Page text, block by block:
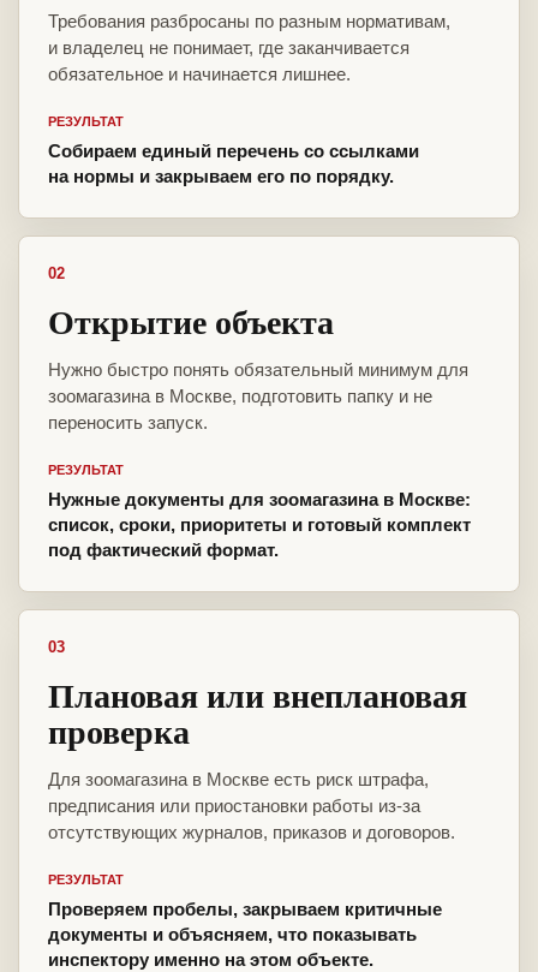
Требования разбросаны по разным нормативам,
и владелец не понимает, где заканчивается
обязательное и начинается лишнее.
РЕЗУЛЬТАТ
Собираем единый перечень со ссылками
на нормы и закрываем его по порядку.
02
Открытие объекта
Нужно быстро понять обязательный минимум для
зоомагазина в Москве, подготовить папку и не
переносить запуск.
РЕЗУЛЬТАТ
Нужные документы для зоомагазина в Москве:
список, сроки, приоритеты и готовый комплект
под фактический формат.
03
Плановая или внеплановая
проверка
Для зоомагазина в Москве есть риск штрафа,
предписания или приостановки работы из-за
отсутствующих журналов, приказов и договоров.
РЕЗУЛЬТАТ
Проверяем пробелы, закрываем критичные
документы и объясняем, что показывать
инспектору именно на этом объекте.